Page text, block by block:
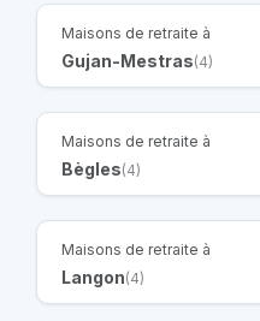
Maisons de retraite à
Gujan-Mestras(4)
Maisons de retraite à
Bègles(4)
Maisons de retraite à
Langon(4)